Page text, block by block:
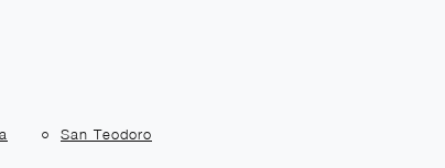
San Teodoro